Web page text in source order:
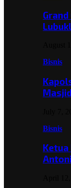
Bisnis
Bisnis
Ketua